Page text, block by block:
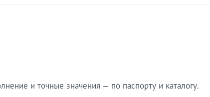
и точные значения — по паспорту и каталогу.